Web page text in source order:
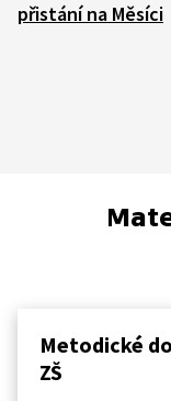
přistání na Měsíci
Metodické
ZŠ